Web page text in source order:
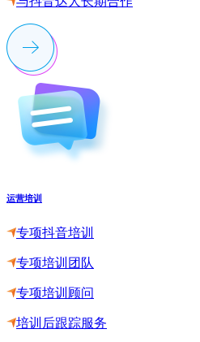
运营培训
专项抖音培训
专项培训团队
专项培训顾问
培训后跟踪服务